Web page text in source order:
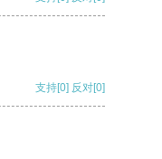
支持[0] 反对[0]